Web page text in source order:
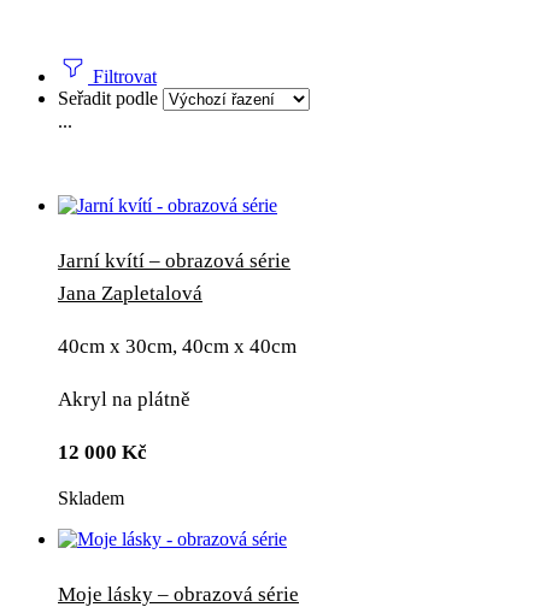
Filtrovat
Seřadit podle
...
Jarní kvítí – obrazová série
Jana Zapletalová
40cm x 30cm, 40cm x 40cm
Akryl na plátně
12 000 Kč
Skladem
Moje lásky – obrazová série